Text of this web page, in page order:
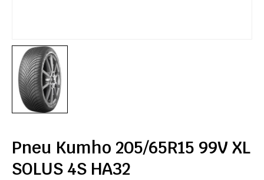
Pneu Kumho 205/65R15 99V XL
SOLUS 4S HA32